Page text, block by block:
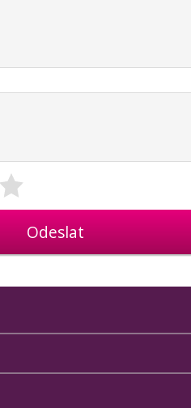
Odeslat